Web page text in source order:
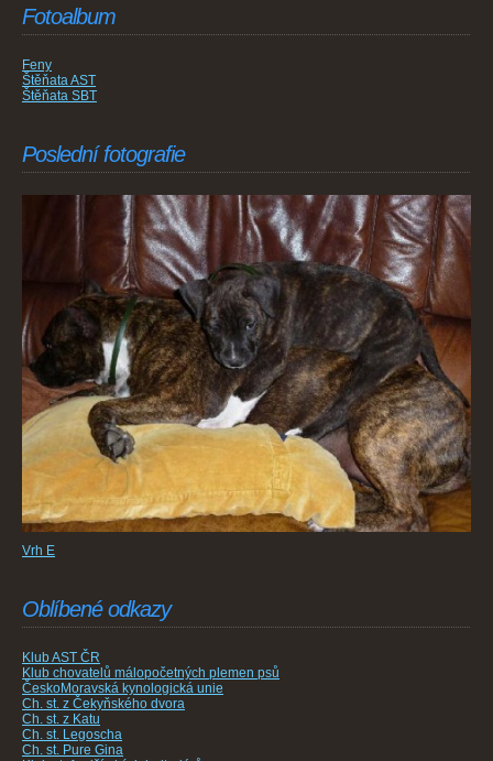
Fotoalbum
Feny
Štěňata AST
Štěňata SBT
Poslední fotografie
Vrh E
Oblíbené odkazy
Klub AST ČR
Klub chovatelů málopočetných plemen psů
ČeskoMoravská kynologická unie
Ch. st. z Čekyňského dvora
Ch. st. z Katu
Ch. st. Legoscha
Ch. st. Pure Gina